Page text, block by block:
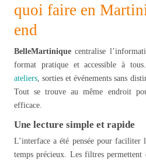
quoi faire en
end
BelleMartinique centralise
format pratique et accessible à
ateliers, sorties et événements sans
Tout se trouve au même endroit
efficace.
Une lecture simple et rapide
L’interface a été pensée pour faciliter
temps précieux. Les filtres permettent